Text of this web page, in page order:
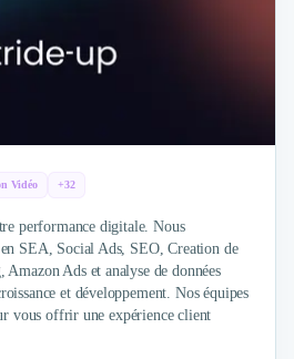
Vidéo +32
performance digitale. Nous
SEA, Social Ads, SEO, Creation de
Ads et analyse de données
et développement. Nos équipes
vous offrir une expérience client